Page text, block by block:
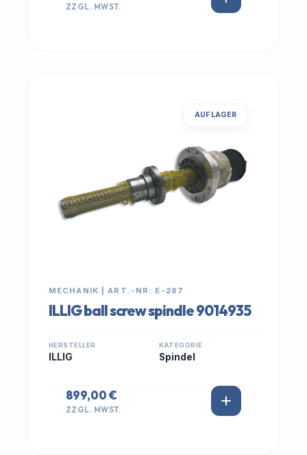
ZZGL. MWST.
AUF LAGER
MECHANIK | ART.-NR: E-287
ILLIG ball screw spindle 9014935
HERSTELLER
ILLIG
KATEGORIE
Spindel
899,00 €
ZZGL. MWST.